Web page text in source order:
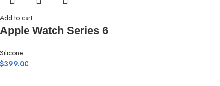
Add to cart
Apple Watch Series 6
Silicone
$399.00